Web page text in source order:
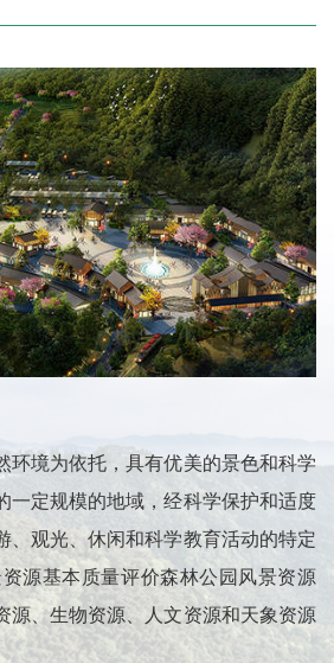
环境为依托，具有优美的景色和科学
一定规模的地域，经科学保护和适度
、观光、休闲和科学教育活动的特定
源基本质量评价森林公园风景资源
源、生物资源、人文资源和天象资源